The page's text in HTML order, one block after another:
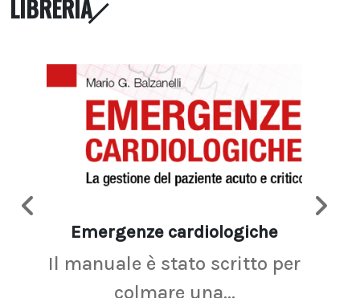
LIBRERIA
Emergenze cardiologiche
Il manuale è stato scritto per
colmare una...